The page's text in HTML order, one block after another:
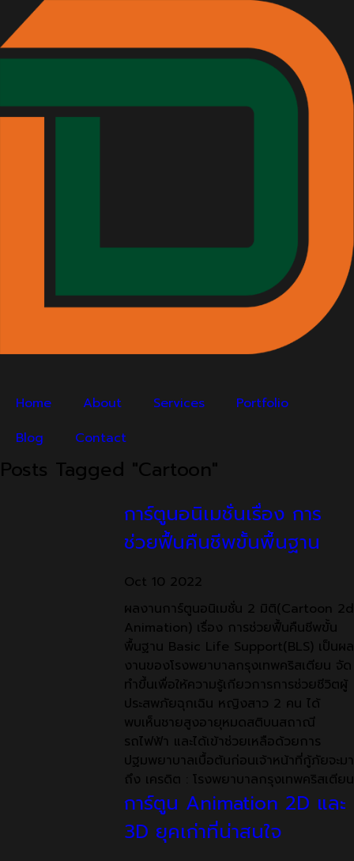
Home About Services
Portfolio
Blog
Contact
Posts Tagged "Cartoon"
การ์ตูนอนิเมชั่นเรื่อง การ
ช่วยฟื้นคืนชีพขั้นพื้นฐาน
Oct 10 2022
ผลงานการ์ตูนอนิเมชั่น 2 มิติ(Cartoon 2d
Animation) เรื่อง การช่วยฟื้นคืนชีพขั้น
พื้นฐาน Basic Life Support(BLS) เป็นผล
งานของโรงพยาบาลกรุงเทพคริสเตียน จัด
ทำขึ้นเพื่อให้ความรู้เกียวการการช่วยชีวิตผู้
ประสพภัยฉุกเฉิน หญิงสาว 2 คน ได้
พบเห็นชายสูงอายุหมดสติบนสถาณี
รถไฟฟ้า และได้เข้าช่วยเหลือด้วยการ
ปฐมพยาบาลเบื้อต้นก่อนเจ้าหน้าที่กู้ภัยจะมา
ถึง เครดิต : โรงพยาบาลกรุงเทพคริสเตียน
การ์ตูน Animation 2D และ
3D ยุคเก่าที่น่าสนใจ